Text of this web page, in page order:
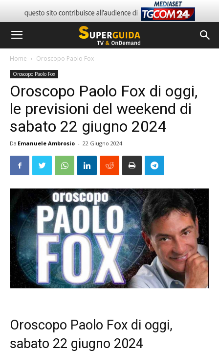
Home Oroscopo Paolo Fox
Oroscopo Paolo Fox
Oroscopo Paolo Fox di oggi,
le previsioni del weekend di
sabato 22 giugno 2024
Da Emanuele Ambrosio - 22 Giugno 2024
Oroscopo Paolo Fox di oggi,
sabato 22 giugno 2024